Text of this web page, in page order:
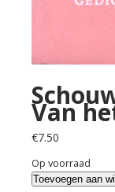
Van
€7.50
Op voorraad
Schouwenaar,
Toevoegen aan